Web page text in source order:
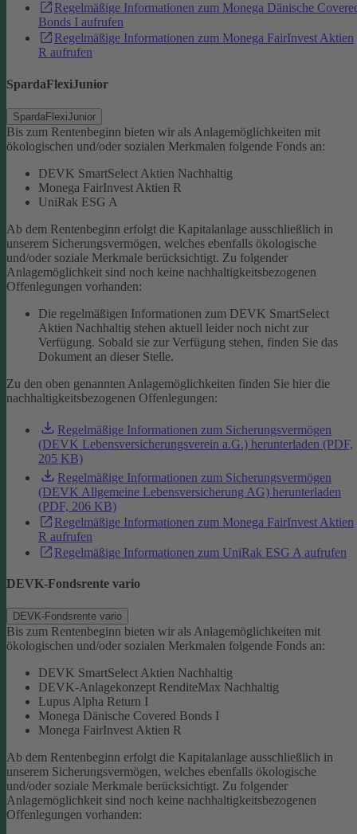
Regelmäßige Informationen zum Monega Dänische
Bonds I aufrufen
Regelmäßige Informationen zum Monega FairInvest Aktien
R aufrufen
SpardaFlexiJunior
SpardaFlexiJunior
Bis zum Rentenbeginn bieten wir als Anlagemöglichkeiten mit
ökologischen und/oder sozialen Merkmalen folgende Fonds an:
DEVK SmartSelect Aktien Nachhaltig
Monega FairInvest Aktien R
UniRak ESG A
Ab dem Rentenbeginn erfolgt die Kapitalanlage ausschließlich in
unserem Sicherungsvermögen, welches ebenfalls ökologische
und/oder soziale Merkmale berücksichtigt. Zu folgender
Anlagemöglichkeit sind noch keine nachhaltigkeitsbezogenen
Offenlegungen vorhanden:
Die regelmäßigen Informationen zum DEVK SmartSelect
Aktien Nachhaltig stehen aktuell leider noch nicht zur
Verfügung. Sobald sie zur Verfügung stehen, finden Sie das
Dokument an dieser Stelle.
Zu den oben genannten Anlagemöglichkeiten finden Sie hier die
nachhaltigkeitsbezogenen Offenlegungen:
Regelmäßige Informationen zum Sicherungsvermögen
(DEVK Lebensversicherungsverein a.G.) herunterladen (PDF,
205 KB)
Regelmäßige Informationen zum Sicherungsvermögen
(DEVK Allgemeine Lebensversicherung AG) herunterladen
(PDF, 206 KB)
Regelmäßige Informationen zum Monega FairInvest Aktien
R aufrufen
Regelmäßige Informationen zum UniRak ESG A aufrufen
DEVK-Fondsrente vario
DEVK-Fondsrente vario
Bis zum Rentenbeginn bieten wir als Anlagemöglichkeiten mit
ökologischen und/oder sozialen Merkmalen folgende Fonds an:
DEVK SmartSelect Aktien Nachhaltig
DEVK-Anlagekonzept RenditeMax Nachhaltig
Lupus Alpha Return I
Monega Dänische Covered Bonds I
Monega FairInvest Aktien R
Ab dem Rentenbeginn erfolgt die Kapitalanlage ausschließlich in
unserem Sicherungsvermögen, welches ebenfalls ökologische
und/oder soziale Merkmale berücksichtigt. Zu folgender
Anlagemöglichkeit sind noch keine nachhaltigkeitsbezogenen
Offenlegungen vorhanden: